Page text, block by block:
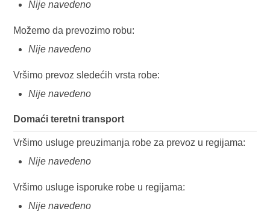
Nije navedeno
Možemo da prevozimo robu:
Nije navedeno
Vršimo prevoz sledećih vrsta robe:
Nije navedeno
Domaći teretni transport
Vršimo usluge preuzimanja robe za prevoz u regijama:
Nije navedeno
Vršimo usluge isporuke robe u regijama:
Nije navedeno